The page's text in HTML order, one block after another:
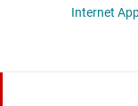
Internet